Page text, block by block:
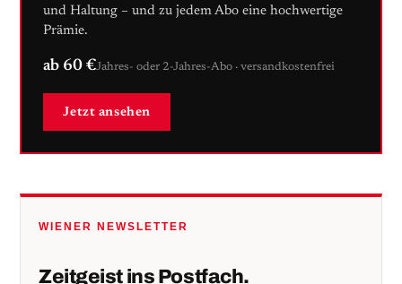
und Haltung – und zu jedem Abo eine hochwertige
Prämie.
ab 60 €Jahres- oder 2-Jahres-Abo · versandkostenfrei
Jetzt ansehen
WIENER NEWSLETTER
Zeitgeist ins Postfach.